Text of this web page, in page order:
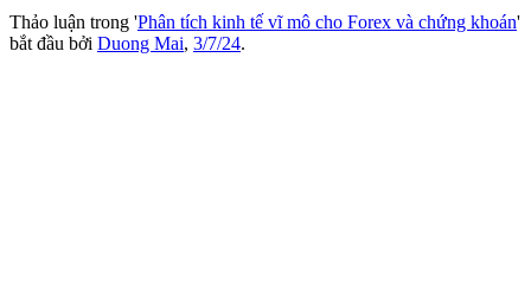
Thảo luận trong 'Phân tích kinh tế vĩ mô cho Forex và chứng khoán'
bắt đầu bởi Duong Mai, 3/7/24.